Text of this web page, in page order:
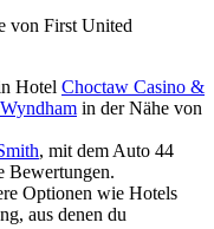
von First United
Hotel Choctaw Casino &
in der Nähe von
, mit dem Auto 44
Bewertungen.
Optionen wie Hotels
aus denen du